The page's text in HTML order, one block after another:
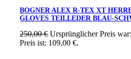
BOGNER ALEX R-TEX XT
GLOVES TEILLEDER BLAU-
250,00€ Ursprünglicher Preis
Preis ist: 109,00 €.